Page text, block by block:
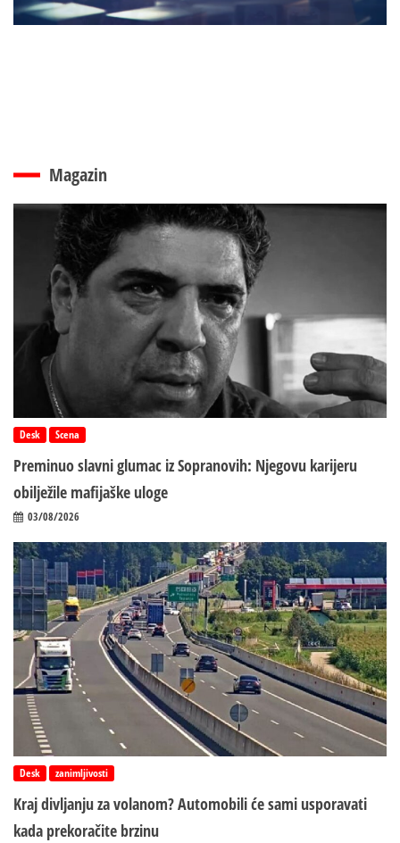
Magazin
Desk Scena
Preminuo slavni glumac iz Sopranovih: Njegovu karijeru
obilježile mafijaške uloge
03/08/2026
Desk zanimljivosti
Kraj divljanju za volanom? Automobili će sami usporavati
kada prekoračite brzinu